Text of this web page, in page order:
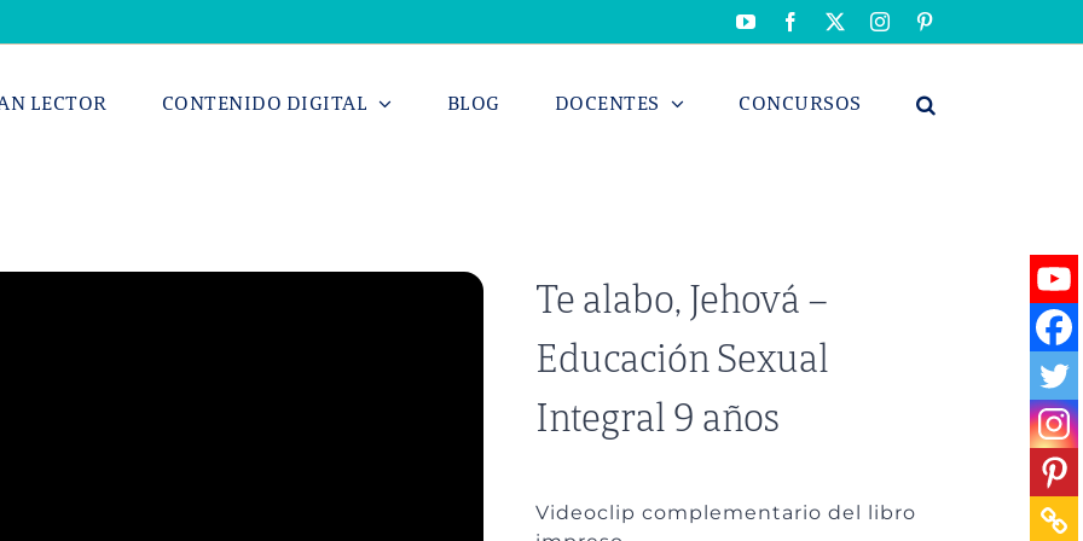
YouTubeFacebook Instagram
LECTOR CONTENIDO DIGITAL BLOG DOCENTES CONCURSOS
Te alabo, Jehová –
Educación Sexual
Integral 9 años
Videoclip complementario del libro